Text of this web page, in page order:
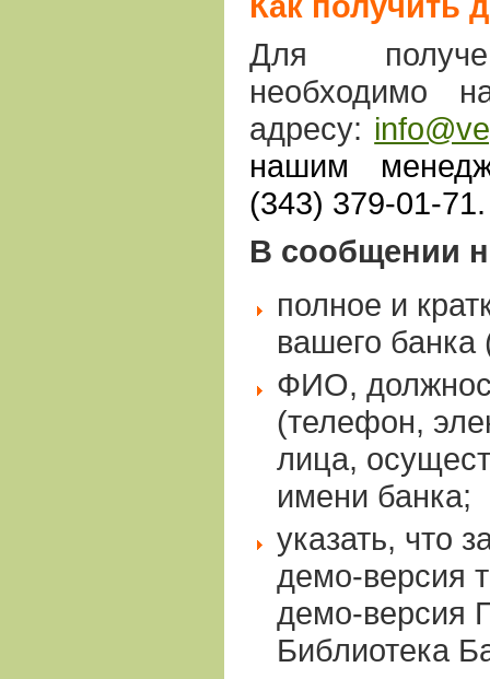
Для
необходимо
адресу:
нашим
(343) 379-01-71.
В сообщении
полное и
вашего
ФИО,
(телефон,
лица,
имени банка;
указать, что
демо-версия
демо-версия
Библиотека